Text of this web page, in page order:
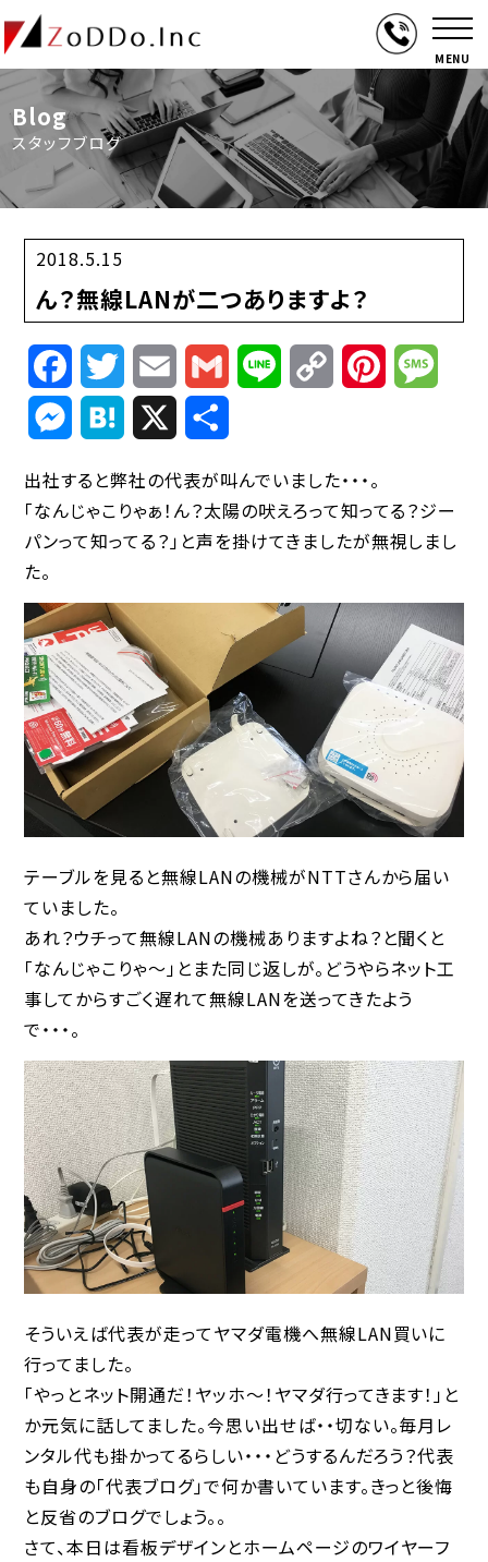
MENU
Blog
スタッフブログ
2018.5.15
ん？無線LANが二つありますよ？
FacebookTwitterEmail Gmail Line
Copy
Link
Pinterest
Messenger
Hatena
出社すると弊社の代表が叫んでいました・・・。
「なんじゃこりゃぁ！ん？太陽の吠えろって知ってる？ジー
パンって知ってる？」と声を掛けてきましたが無視しまし
た。
テーブルを見ると無線LANの機械がNTTさんから届い
ていました。
あれ？ウチって無線LANの機械ありますよね？と聞くと
「なんじゃこりゃ〜」とまた同じ返しが。どうやらネット工
事してからすごく遅れて無線LANを送ってきたよう
で・・・。
そういえば代表が走ってヤマダ電機へ無線LAN買いに
行ってました。
「やっとネット開通だ！ヤッホ〜！ヤマダ行ってきます！」と
か元気に話してました。今思い出せば・・切ない。毎月レ
ンタル代も掛かってるらしい・・・どうするんだろう？代表
も自身の「代表ブログ」で何か書いています。きっと後悔
と反省のブログでしょう。。
さて、本日は看板デザインとホームページのワイヤーフ